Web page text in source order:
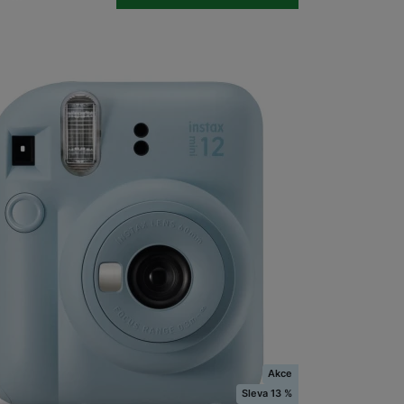
Videokamery
Mini 12 Blue
prodejně na 28 prodejnách
Akce
Sleva 13 %
fotoaparát pro okamžité snímky • Inovovaný
do ruky • Fotografie velikosti typu Instax